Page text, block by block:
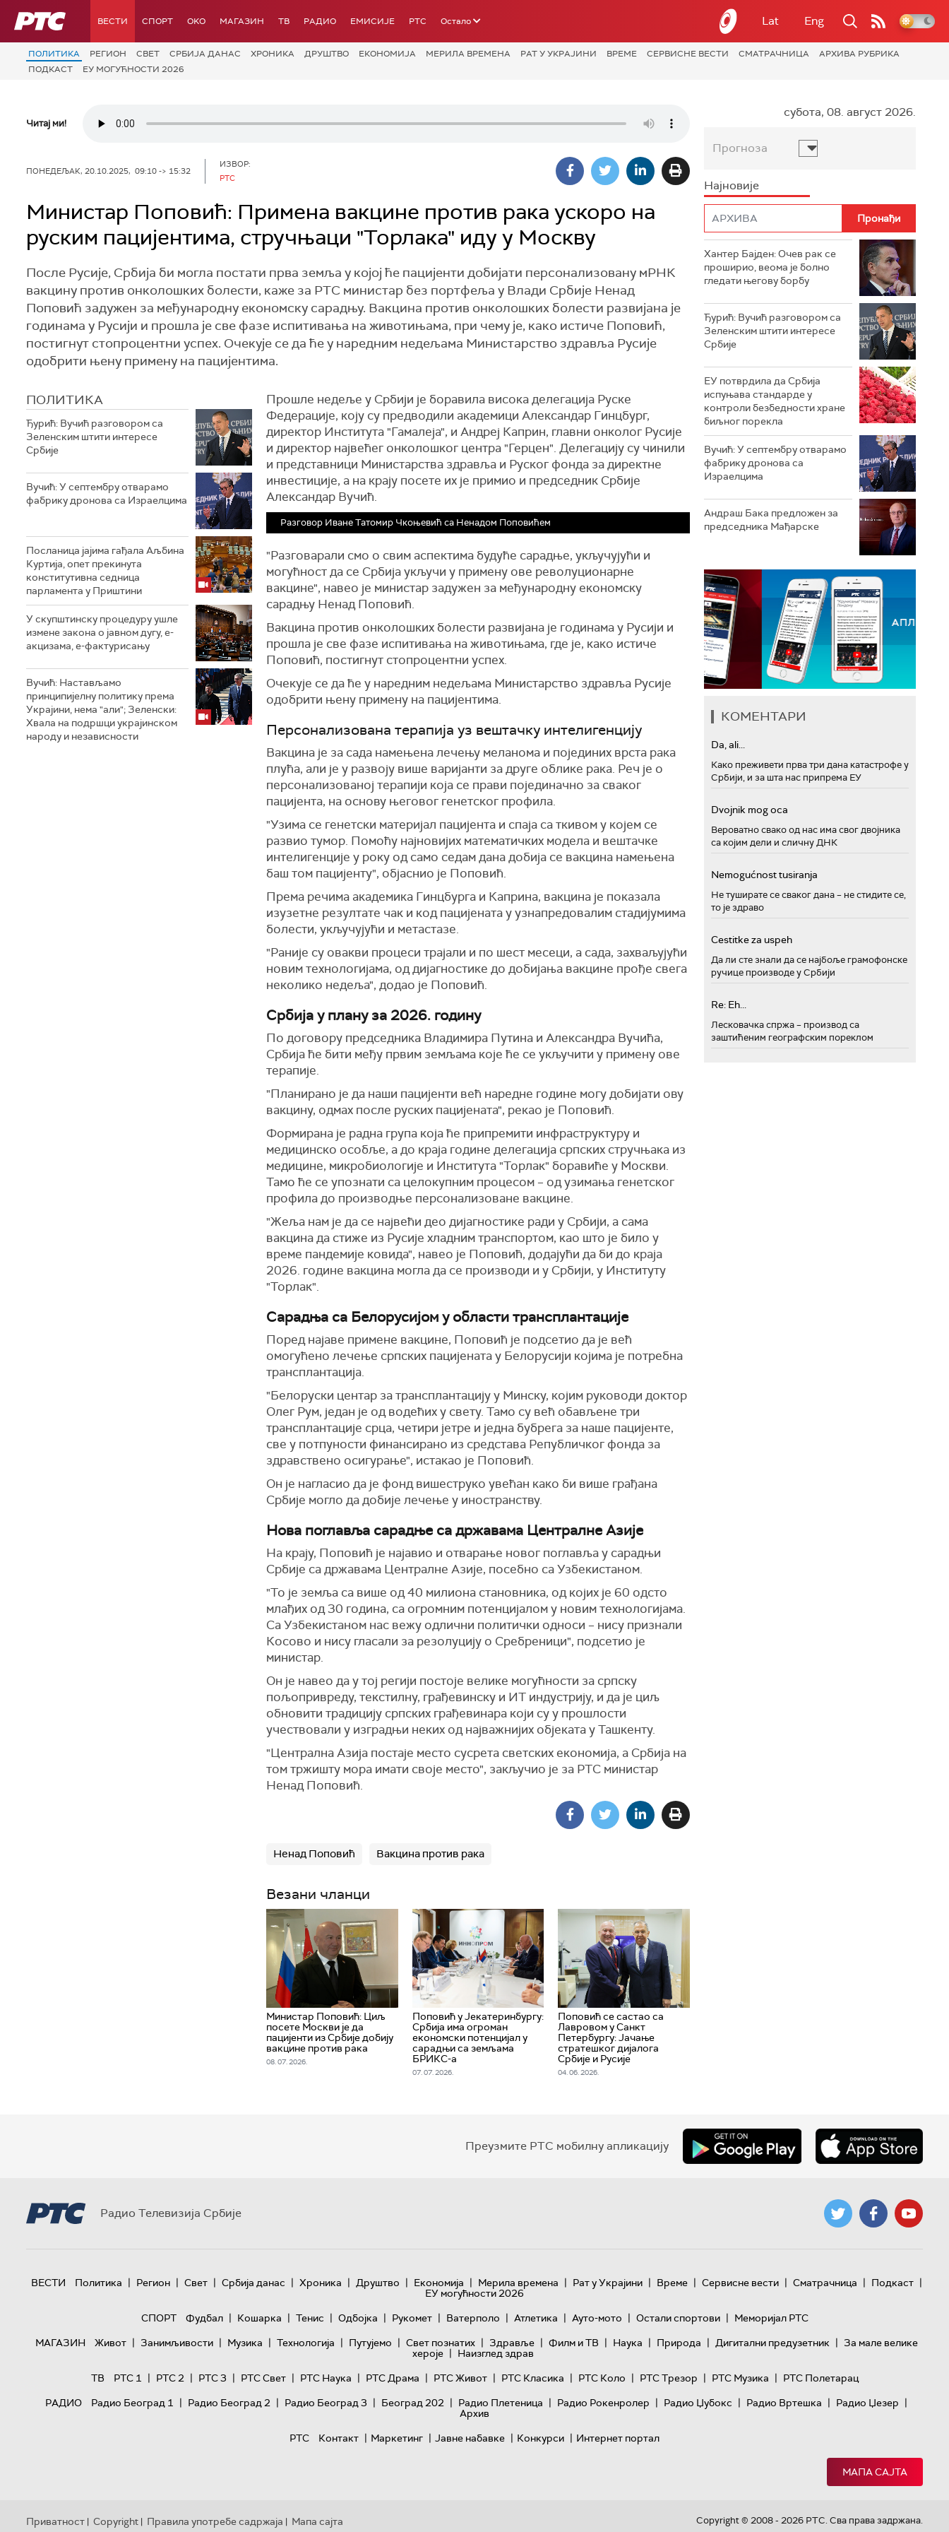
РТС ВЕСТИ СПОРТ OKO МАГАЗИН ТВ РАДИО ЕМИСИЈЕ РТС Остало Lat Eng
ПОЛИТИКА РЕГИОН СВЕТ СРБИЈА ДАНАС ХРОНИКА ДРУШТВО ЕКОНОМИЈА МЕРИЛА ВРЕМЕНА РАТ У УКРАЈИНИ ВРЕМЕ СЕРВИСНЕ ВЕСТИ СМАТРАЧНИЦА
АРХИВА РУБРИКА
ПОДКАСТ
ЕУ МОГУЋНОСТИ 2026
Читај ми!
ПОНЕДЕЉАК, 20.10.2025, 09:10 -> 15:32
ИЗВОР:
РТС
Министар Поповић: Примена вакцине против рака ускоро на
руским пацијентима, стручњаци "Торлака" иду у Москву
После Русије, Србија би могла постати прва земља у којој ће пацијенти добијати персонализовану мРНК
вакцину против онколошких болести, каже за РТС министар без портфеља у Влади Србије Ненад
Поповић задужен за међународну економску сарадњу. Вакцина против онколошких болести развијана је
годинама у Русији и прошла је све фазе испитивања на животињама, при чему је, како истиче Поповић,
постигнут стопроцентни успех. Очекује се да ће у наредним недељама Министарство здравља Русије
одобрити њену примену на пацијентима.
ПОЛИТИКА
Ђурић: Вучић разговором са
Зеленским штити интересе
Србије
Вучић: У септембру отварамо
фабрику дронова са Израелцима
Посланица јајима гађала Аљбина
Куртија, опет прекинута
конститутивна седница
парламента у Приштини
У скупштинску процедуру ушле
измене закона о јавном дугу, е-
акцизама, е-фактурисању
Вучић: Настављамо
принципијелну политику према
Украјини, нема "али"; Зеленски:
Хвала на подршци украјинском
народу и независности
Прошле недеље у Србији је боравила висока делегација Руске
Федерације, коју су предводили академици Александар Гинцбург,
директор Института "Гамалеја", и Андреј Каприн, главни онколог Русије
и директор највећег онколошког центра "Герцен". Делегацију су чинили
и представници Министарства здравља и Руског фонда за директне
инвестиције, а на крају посете их је примио и председник Србије
Александар Вучић.
Разговор Иване Татомир Чкоњевић са Ненадом Поповићем
"Разговарали смо о свим аспектима будуће сарадње, укључујући и
могућност да се Србија укључи у примену ове револуционарне
вакцине", навео је министар задужен за међународну економску
сарадњу Ненад Поповић.
Вакцина против онколошких болести развијана је годинама у Русији и
прошла је све фазе испитивања на животињама, где је, како истиче
Поповић, постигнут стопpоцентни успех.
Очекује се да ће у наредним недељама Министарство здравља Русије
одобрити њену примену на пацијентима.
Персонализована терапија уз вештачку интелигенцију
Вакцина је за сада намењена лечењу меланома и појединих врста рака
плућа, али је у развоју више варијанти за друге облике рака. Реч је о
персонализованој терапији која се прави појединачно за сваког
пацијента, на основу његовог генетског профила.
"Узима се генетски материјал пацијента и спаја са ткивом у којем се
развио тумор. Помоћу најновијих математичких модела и вештачке
интелигенције у року од само седам дана добија се вакцина намењена
баш том пацијенту", објаснио је Поповић.
Према речима академика Гинцбурга и Каприна, вакцина је показала
изузетне резултате чак и код пацијената у узнапредовалим стадијумима
болести, укључујући и метастазе.
"Раније су овакви процеси трајали и по шест месеци, а сада, захваљујући
новим технологијама, од дијагностике до добијања вакцине прође свега
неколико недеља", додао је Поповић.
Србија у плану за 2026. годину
По договору председника Владимира Путина и Александра Вучића,
Србија ће бити међу првим земљама које ће се укључити у примену ове
терапије.
"Планирано је да наши пацијенти већ наредне године могу добијати ову
вакцину, одмах после руских пацијената", рекао је Поповић.
Формирана је радна група која ће припремити инфраструктуру и
медицинско особље, а до краја године делегација српских стручњака из
медицине, микробиологије и Института "Торлак" боравиће у Москви.
Тамо ће се упознати са целокупним процесом – од узимања генетског
профила до производње персонализоване вакцине.
"Жеља нам је да се највећи део дијагностике ради у Србији, а сама
вакцина да стиже из Русије хладним транспортом, као што је било у
време пандемије ковида", навео је Поповић, додајући да би до краја
2026. године вакцина могла да се производи и у Србији, у Институту
"Торлак".
Сарадња са Белорусијом у области трансплантације
Поред најаве примене вакцине, Поповић је подсетио да је већ
омогућено лечење српских пацијената у Белорусији којима је потребна
трансплантација.
"Белоруски центар за трансплантацију у Минску, којим руководи доктор
Олег Рум, један је од водећих у свету. Тамо су већ обављене три
трансплантације срца, четири јетре и једна бубрега за наше пацијенте,
све у потпуности финансирано из средстава Републичког фонда за
здравствено осигурање", истакао је Поповић.
Он је нагласио да је фонд вишеструко увећан како би више грађана
Србије могло да добије лечење у иностранству.
Нова поглавља сарадње са државама Централне Азије
На крају, Поповић је најавио и отварање новог поглавља у сарадњи
Србије са државама Централне Азије, посебно са Узбекистаном.
"То је земља са више од 40 милиона становника, од којих је 60 одсто
млађих од 30 година, са огромним потенцијалом у новим технологијама.
Са Узбекистаном нас вежу одлични политички односи – нису признали
Косово и нису гласали за резолуцију о Сребреници", подсетио је
министар.
Он је навео да у тој регији постоје велике могућности за српску
пољопривреду, текстилну, грађевинску и ИТ индустрију, и да је циљ
обновити традицију српских грађевинара који су у прошлости
учествовали у изградњи неких од најважнијих објеката у Ташкенту.
"Централна Азија постаје место сусрета светских економија, а Србија на
том тржишту мора имати своје место", закључио је за РТС министар
Ненад Поповић.
Ненад Поповић Вакцина против рака
Везани чланци
Министар Поповић: Циљ
посете Москви је да
пацијенти из Србије добију
вакцине против рака
08. 07. 2026.
Поповић у Јекатеринбургу:
Србија има огроман
економски потенцијал у
сарадњи са земљама
БРИКС-а
07. 07. 2026.
Поповић се састао са
Лавровом у Санкт
Петербургу: Јачање
стратешког дијалога
Србије и Русије
04. 06. 2026.
субота, 08. август 2026.
Прогноза
Најновије
Хантер Бајден: Очев рак се
проширио, веома је болно
гледати његову борбу
Ђурић: Вучић разговором са
Зеленским штити интересе
Србије
ЕУ потврдила да Србија
испуњава стандарде у
контроли безбедности хране
биљног порекла
Вучић: У септембру отварамо
фабрику дронова са
Израелцима
Андраш Бакa предложен за
председника Мађарске
КОМЕНТАРИ
Da, ali...
Како преживети прва три дана катастрофе у
Србији, и за шта нас припрема ЕУ
Dvojnik mog oca
Вероватно свако од нас има свог двојника
са којим дели и сличну ДНК
Nemogućnost tusiranja
Не туширате се сваког дана – не стидите се,
то је здраво
Cestitke za uspeh
Да ли сте знали да се најбоље грамофонске
ручице производе у Србији
Re: Eh...
Лесковачка спржа – производ са
заштићеним географским пореклом
Преузмите РТС мобилну апликацију
Радио Телевизија Србије
ВЕСТИ Политика | Регион | Свет | Србија данас | Хроника | Друштво | Економија | Мерила времена | Рат у Украјини | Време | Сервисне вести | Сматрачница | Подкаст |
ЕУ могућности 2026
СПОРТ
Фудбал | Кошарка | Тенис | Одбојка | Рукомет | Ватерполо | Атлетика | Ауто-мото | Остали спортови | Меморијал РТС
МАГАЗИН
Живот | Занимљивости | Музика | Технологијa | Путујемо | Свет познатих | Здравље | Филм и ТВ | Наука | Природа | Дигитални предузетник | За мале велике
хероје | Наизглед здрав
ТВ
РТС 1 | РТС 2 | РТС 3 | РТС Свет | РТС Наука | РТС Драма | РТС Живот | РТС Класика | РТС Коло | РТС Трезор | РТС Музика | РТС Полетарац
РАДИО
Радио Београд 1 | Радио Београд 2 | Радио Београд 3 | Београд 202 | Радио Плетеница | Радио Рокенролер | Радио Џубокс | Радио Вртешка | Радио Џезер |
Архив
РТС
Контакт | Маркетинг | Јавне набавке | Конкурси | Интернет портал
МАПА САЈТА
Приватност | Copyright | Правила употребе садржаја | Мапа сајта Copyright © 2008 - 2026 РТС. Сва права задржана.